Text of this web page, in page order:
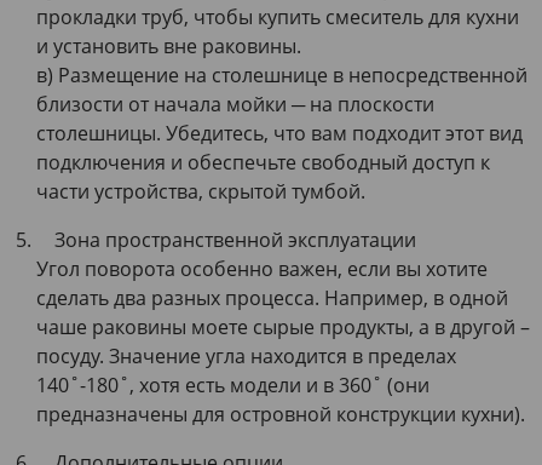
прокладки труб, чтобы купить смеситель для кухни
и установить вне раковины.
в) Размещение на столешнице в непосредственной
близости от начала мойки ─ на плоскости
столешницы. Убедитесь, что вам подходит этот вид
подключения и обеспечьте свободный доступ к
части устройства, скрытой тумбой.
Зона пространственной эксплуатации
Угол поворота особенно важен, если вы хотите
сделать два разных процесса. Например, в одной
чаше раковины моете сырые продукты, а в другой –
посуду. Значение угла находится в пределах
140˚-180˚, хотя есть модели и в 360˚ (они
предназначены для островной конструкции кухни).